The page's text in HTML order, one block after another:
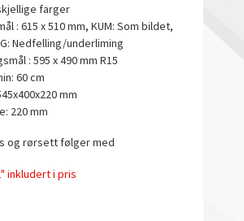
farger
: 615 x 510 mm, KUM: Som bildet,
Nedfelling/underliming
: 595 x 490 mm R15
60 cm
mm
220 mm
og rørsett følger med
inkludert i pris